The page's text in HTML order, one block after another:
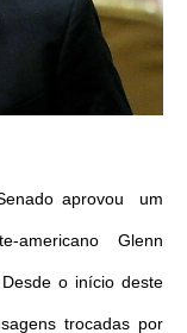
aprovou um
Glenn
o início deste
trocadas por